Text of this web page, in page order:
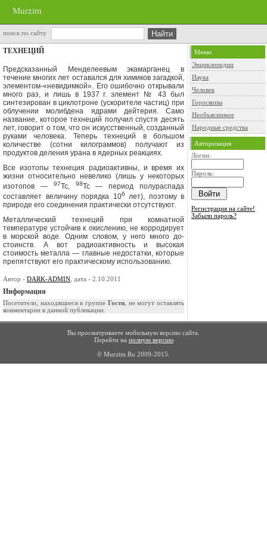
Murzim
поиск по сайту
ТЕХНЕЦИЙ
Предсказанный Менделеевым экамарганец в
течение многих лет оставал­ся для химиков загадкой,
элементом-«невидимкой». Его ошибочно откры­вали
много раз, и лишь в 1937 г. элемент № 43 был
синтезирован в цик­лотроне (ускорителе частиц) при
облучении молибдена ядрами дейтерия. Само
название, которое технеций получил спустя десять
лет, говорит о том, что он искусственный, созданный
руками человека. Теперь технеций в большом
количестве (сотни килограммов) получают из
продуктов деле­ния урана в ядерных реакциях.
Все изотопы технеция радиоактивны, и время их
жизни относитель­но невелико (лишь у некоторых
изотопов —
97Тс, 98Тс — период полурас­пада
составляет величину порядка 106
лет), поэтому в
природе его соеди­нения практически отсутствуют.
Металлический технеций при комнатной
температуре устойчив к окис­лению, не корродирует
в морской воде. Одним словом, у него много до­
стоинств. А вот радиоактивность и высокая
стоимость металла — глав­ные недостатки, которые
препятствуют его практическому использованию.
Автор - DARK-ADMIN , дата - 2.10.2011
Информация
Посетители, находящиеся в группе Гости, не могут оставлять
комментарии к данной публикации.
Меню
Энциклопедии
Наука
Человек
Гороскопы
Необъяснимое
Народные средства
Авторизация
Логин:
Пароль:
Регистрация на сайте!
Забыли пароль?
Вы просматриваете мобильную версию сайта.
Перейти на полную версию
© Murzim.Ru 2009-2015.